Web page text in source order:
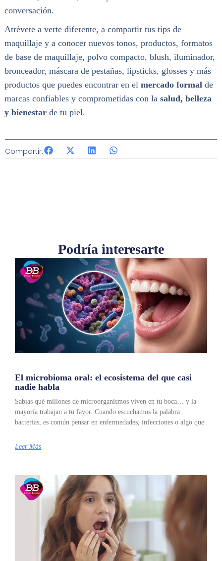
conversación.
Atrévete a verte diferente, a compartir tus tips de
maquillaje y a conocer nuevos tonos, productos, formatos
de base de maquillaje, polvo compacto, blush, iluminador,
bronceador, máscara de pestañas, lipsticks, glosses y más
productos que puedes encontrar en el mercado formal de
marcas confiables y comprometidas con la salud, belleza
y bienestarde tu piel.
Compartir:
Podría interesarte
El microbioma oral: el ecosistema del que casi
nadie habla
Sabías qué millones de microorganismos viven en tu boca… y la
mayoría trabajan a tu favor. Cuando escuchamos la palabra
bacterias, es común pensar en enfermedades, infecciones o algo que
Leer Más